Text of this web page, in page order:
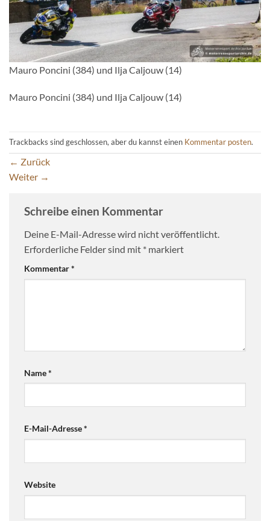
Mauro Poncini (384) und Ilja Caljouw (14)
Mauro Poncini (384) und Ilja Caljouw (14)
Trackbacks sind geschlossen, aber du kannst einen Kommentar posten.
← Zurück
Weiter →
Schreibe einen Kommentar
Deine E-Mail-Adresse wird nicht veröffentlicht.
Erforderliche Felder sind mit * markiert
Kommentar*
Name*
E-Mail-Adresse*
Website